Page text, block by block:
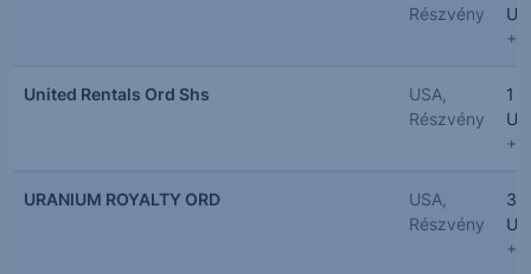
Részvény
United Rentals Ord Shs
USA,
Részvény
1
URANIUM ROYALTY ORD
USA,
Részvény